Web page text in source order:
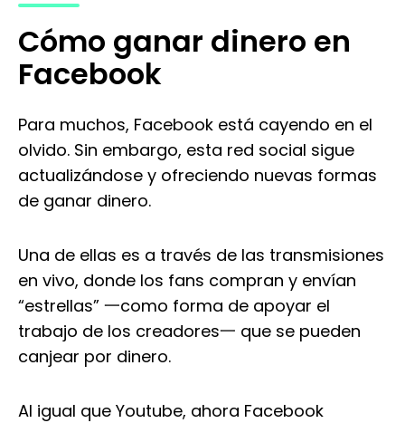
Cómo ganar dinero en
Facebook
Para muchos, Facebook está cayendo en el
olvido. Sin embargo, esta red social sigue
actualizándose y ofreciendo nuevas formas
de ganar dinero.
Una de ellas es a través de las transmisiones
en vivo, donde los fans compran y envían
“estrellas” 一como forma de apoyar el
trabajo de los creadores一 que se pueden
canjear por dinero.
Al igual que Youtube, ahora Facebook